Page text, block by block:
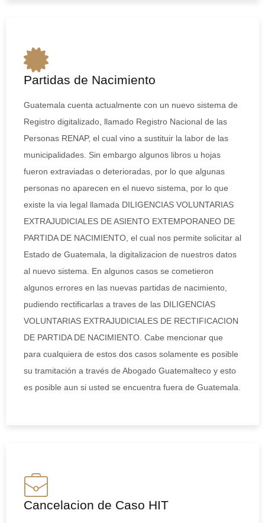
Partidas de Nacimiento
Guatemala cuenta actualmente con un nuevo sistema de
Registro digitalizado, llamado Registro Nacional de las
Personas RENAP, el cual vino a sustituir la labor de las
municipalidades. Sin embargo algunos libros u hojas
fueron extraviadas o deterioradas, por lo que algunas
personas no aparecen en el nuevo sistema, por lo que
existe la via legal llamada DILIGENCIAS VOLUNTARIAS
EXTRAJUDICIALES DE ASIENTO EXTEMPORANEO DE
PARTIDA DE NACIMIENTO, el cual nos permite solicitar al
Estado de Guatemala, la digitalizacion de nuestros datos
al nuevo sistema. En algunos casos se cometieron
algunos errores en las nuevas partidas de nacimiento,
pudiendo rectificarlas a traves de las DILIGENCIAS
VOLUNTARIAS EXTRAJUDICIALES DE RECTIFICACION
DE PARTIDA DE NACIMIENTO. Cabe mencionar que
para cualquiera de estos dos casos solamente es posible
su tramitación a través de Abogado Guatemalteco y esto
es posible aun si usted se encuentra fuera de Guatemala.
Cancelacion de Caso HIT